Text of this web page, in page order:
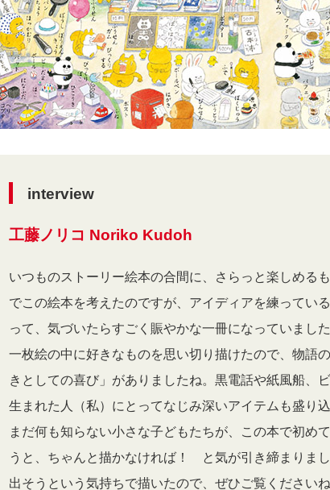
interview
工藤ノリコ Noriko Kudoh
いつものストーリー絵本の合間に、さらっと楽しめ
でこの絵本を考えたのですが、アイディアを練ってい
って、気づいたらすごく賑やかな一冊になっていました
一枚絵の中に好きなものを思い切り描けたので、物語
きとしての喜び」がありましたね。黒電話や紙風船、
生まれた人（私）にとってなじみ深いアイテムも盛り込
まだ何も知らない小さな子どもたちが、この本で初め
うと、ちゃんと描かなければ！ と気が引き締まりま
出そうという気持ちで描いたので、ぜひご覧くださいね